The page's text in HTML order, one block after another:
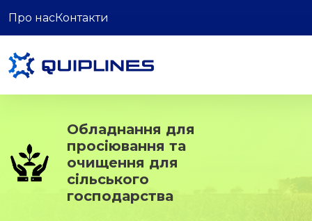
Про насКонтакти
Обладнання для
просіювання та
очищення для
сільського
господарства